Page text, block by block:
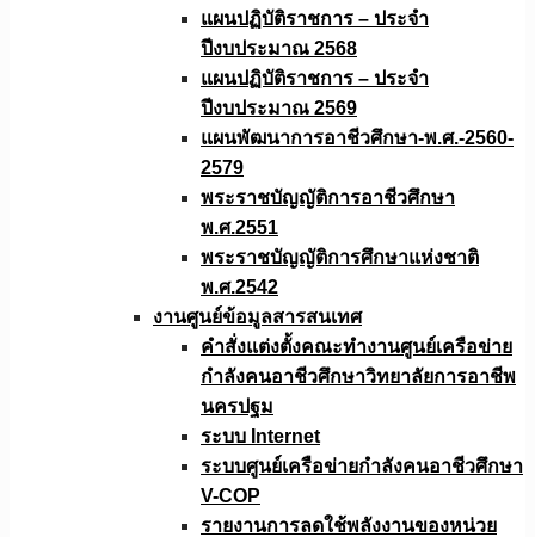
แผนปฏิบัติราชการ – ประจำ
ปีงบประมาณ 2568
แผนปฏิบัติราชการ – ประจำ
ปีงบประมาณ 2569
แผนพัฒนาการอาชีวศึกษา-พ.ศ.-2560-
2579
พระราชบัญญัติการอาชีวศึกษา
พ.ศ.2551
พระราชบัญญัติการศึกษาแห่งชาติ
พ.ศ.2542
งานศูนย์ข้อมูลสารสนเทศ
คำสั่งแต่งตั้งคณะทำงานศูนย์เครือข่าย
กำลังคนอาชีวศึกษาวิทยาลัยการอาชีพ
นครปฐม
ระบบ Internet
ระบบศูนย์เครือข่ายกำลังคนอาชีวศึกษา
V-COP
รายงานการลดใช้พลังงานของหน่วย